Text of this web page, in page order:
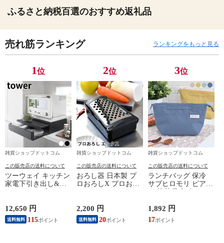
ふるさと納税百選のおすすめ返礼品
売れ筋ランキング ランキングをもっと見る
1位
雑貨ショップドットコム
この販売店の送料について
ツーウェイ キッチン
家電下引き出し&ス
ライドテーブル タワ
納 レンジ 下 炊飯器
作業台 タワーシリー
ズ レンジ台 2007
12,650 円
送料無料 115
2位
雑貨ショップドットコム
この販売店の送料について
おろし器 日本製 プ
ロおろしX プロおろ
切り付き 大根おろし
楽におろせる 調理器
具 グレーダー 滑り
2,200 円
送料無料 20
3位
雑貨ショップドットコム
この販売店の送料について
ランチバッグ 保冷
サブヒロモリ ピアン
タ 抗菌保冷ポーチ
れ レディース 保温
シンプル 弁当袋 弁
当 大人 手提げ 小さ
1,892 円
17